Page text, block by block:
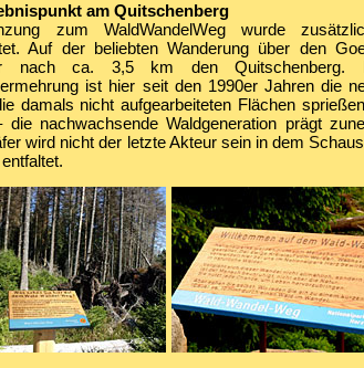
am Quitschenberg
zum WaldWandelWeg wurde
Auf der beliebten Wanderung über den
nach ca. 3,5 km den Quitschenberg.
ist hier seit den 1990er Jahren die
damals nicht aufgearbeiteten Flächen
die nachwachsende Waldgeneration prägt
wird nicht der letzte Akteur sein in dem